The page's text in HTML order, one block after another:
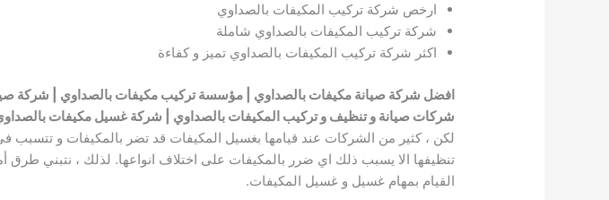
ارخص شركة تركيب المكيفات بالصداوي
شركة تركيب المكيفات بالصداوي شاملة
اكثر شركة تركيب المكيفات بالصداوي تميز و كفاءة
افضل شركة صيانة مكيفات بالصداوي | مؤسسة تركيب مكيفات بالصداوي | شركة
شركات صيانة و تنظيف و تركيب المكيفات بالصداوي | شركة غسيل مكيفات
لكن ، كثير من الشركات عند قيامها بغسيل المكيفات قد تضر بالمكيفات و تتسبب
تنظيفها الا يسبب ذلك اي ضرر بالمكيفات على اختلاف انواعها. لذلك ، نتبني طرق
القيام بمهام غسيل و غسيل المكيفات.